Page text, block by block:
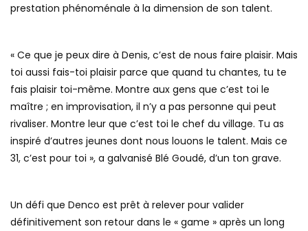
prestation phénoménale à la dimension de son talent.
« Ce que je peux dire à Denis, c’est de nous faire plaisir. Mais
toi aussi fais-toi plaisir parce que quand tu chantes, tu te
fais plaisir toi-même. Montre aux gens que c’est toi le
maître ; en improvisation, il n’y a pas personne qui peut
rivaliser. Montre leur que c’est toi le chef du village. Tu as
inspiré d’autres jeunes dont nous louons le talent. Mais ce
31, c’est pour toi », a galvanisé Blé Goudé, d’un ton grave.
Un défi que Denco est prêt à relever pour valider
définitivement son retour dans le « game » après un long